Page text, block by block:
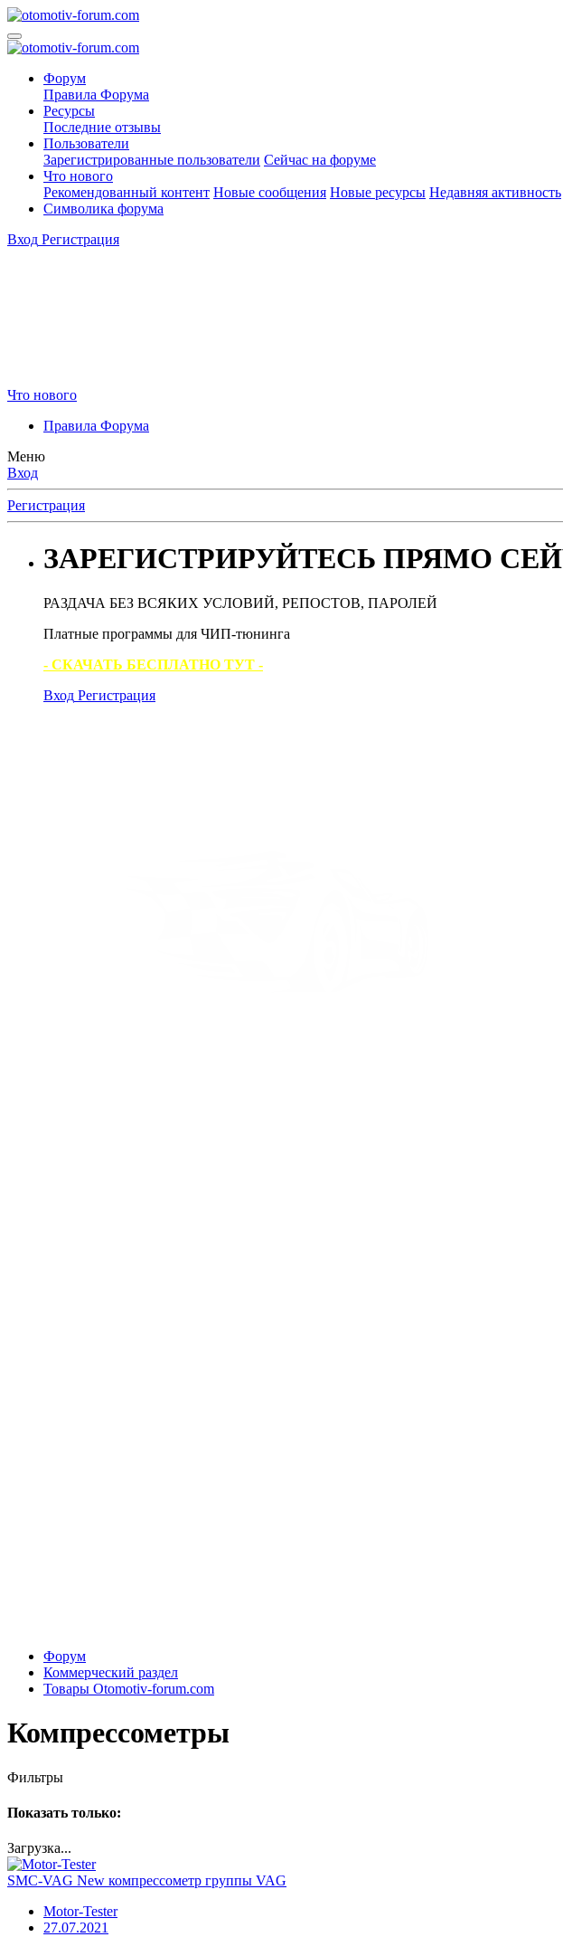
Форум
Правила Форума
Ресурсы
Последние отзывы
Пользователи
Зарегистрированные пользователи Сейчас на форуме
Что нового
Рекомендованный контент Новые сообщения Новые ресурсы Недавняя активность
Символика форума
Вход Регистрация
Что нового
Правила Форума
Меню
Вход
Регистрация
ЗАРЕГИСТРИРУЙТЕСЬ ПРЯМО
РАЗДАЧА БЕЗ ВСЯКИХ УСЛОВИЙ, РЕПОСТОВ, ПАРОЛЕЙ
Платные программы для ЧИП-тюнинга
- СКАЧАТЬ БЕСПЛАТНО ТУТ -
Вход Регистрация
Форум
Коммерческий раздел
Товары Otomotiv-forum.com
Компрессометры
Фильтры
Показать только:
Загрузка...
SMC-VAG New компрессометр группы VAG
Motor-Tester
27.07.2021